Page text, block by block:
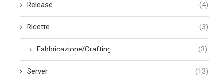
Release (4)
Ricette (3)
Fabbricazione/Crafting (3)
Server (13)